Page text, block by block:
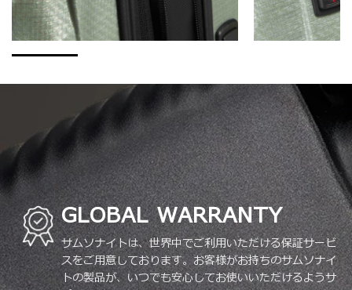
GLOBAL WARRANTY
サムソナイトは、世界中でご利用いただける保証サービ
スをご用意しております。お客様がお持ちのサムソナイ
トの製品が、いつでも安心してお使いいただけるようサ